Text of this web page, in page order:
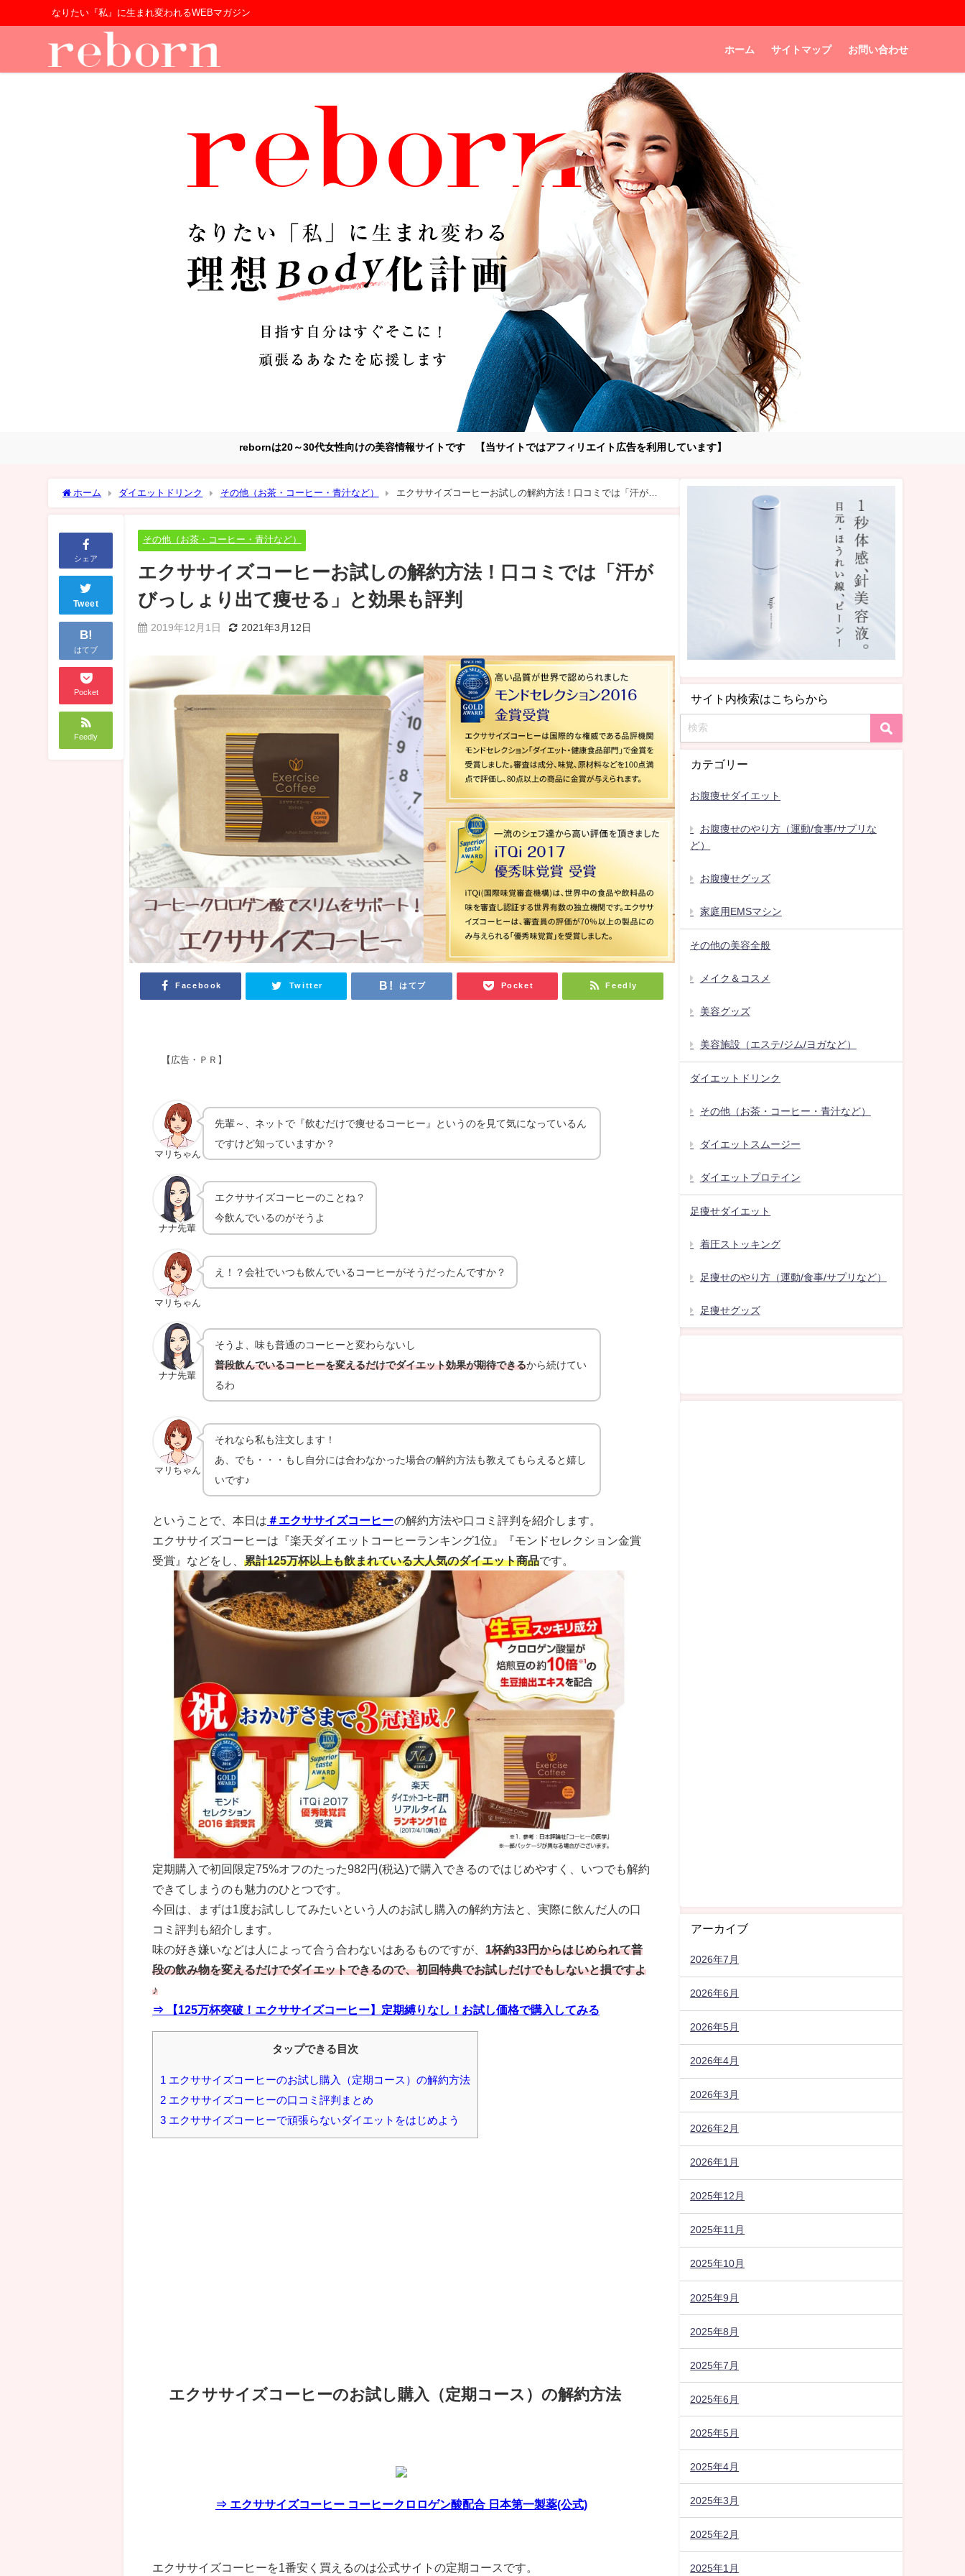
なりたい『私』に生まれ変われるWEBマガジン
ホーム サイトマップ お問い合わせ
rebornは20～30代女性向けの美容情報サイトです 【当サイトではアフィリエイト広告を利用しています】
ホーム ダイエットドリンク その他（お茶・コーヒー・青汁など）
エクササイズコーヒーお試しの解約方法！口コミでは「汗がび
シェア
Tweet
B!
はてブ
Pocket
Feedly
その他（お茶・コーヒー・青汁など）
エクササイズコーヒーお試しの解約方法！口コミでは「汗が
びっしょり出て痩せる」と効果も評判
2019年12月1日 2021年3月12日
Facebook Twitter はてブ Pocket Feedly
【広告・ＰＲ】
マリちゃん
先輩～、ネットで『飲むだけで痩せるコーヒー』というのを見て気になっているん
ですけど知っていますか？
ナナ先輩
エクササイズコーヒーのことね？
今飲んでいるのがそうよ
マリちゃん
え！？会社でいつも飲んでいるコーヒーがそうだったんですか？
ナナ先輩
そうよ、味も普通のコーヒーと変わらないし
普段飲んでいるコーヒーを変えるだけでダイエット効果が期待できるから続けてい
るわ
マリちゃん
それなら私も注文します！
あ、でも・・・もし自分には合わなかった場合の解約方法も教えてもらえると嬉し
いです♪
ということで、本日は ＃エクササイズコーヒーの解約方法や口コミ評判を紹介します。
エクササイズコーヒーは『楽天ダイエットコーヒーランキング1位』『モンドセレクション金賞
受賞』などをし、累計125万杯以上も飲まれている大人気のダイエット商品です。
定期購入で初回限定75%オフのたった982円(税込)で購入できるのではじめやすく、いつでも解約
できてしまうのも魅力のひとつです。
今回は、まずは1度お試ししてみたいという人のお試し購入の解約方法と、実際に飲んだ人の口
コミ評判も紹介します。
味の好き嫌いなどは人によって合う合わないはあるものですが、1杯約33円からはじめられて普
段の飲み物を変えるだけでダイエットできるので、初回特典でお試しだけでもしないと損ですよ
♪
⇒ 【125万杯突破！エクササイズコーヒー】定期縛りなし！お試し価格で購入してみる
タップできる目次
1 エクササイズコーヒーのお試し購入（定期コース）の解約方法
2 エクササイズコーヒーの口コミ評判まとめ
3 エクササイズコーヒーで頑張らないダイエットをはじめよう
エクササイズコーヒーのお試し購入（定期コース）の解約方法
⇒ エクササイズコーヒー コーヒークロロゲン酸配合 日本第一製薬(公式)
エクササイズコーヒーを1番安く買えるのは公式サイトの定期コースです。
サイト内検索はこちらから
カテゴリー
お腹痩せダイエット
お腹痩せのやり方（運動/食事/サプリな
ど）
お腹痩せグッズ
家庭用EMSマシン
その他の美容全般
メイク＆コスメ
美容グッズ
美容施設（エステ/ジム/ヨガなど）
ダイエットドリンク
その他（お茶・コーヒー・青汁など）
ダイエットスムージー
ダイエットプロテイン
足痩せダイエット
着圧ストッキング
足痩せのやり方（運動/食事/サプリなど）
足痩せグッズ
アーカイブ
2026年7月
2026年6月
2026年5月
2026年4月
2026年3月
2026年2月
2026年1月
2025年12月
2025年11月
2025年10月
2025年9月
2025年8月
2025年7月
2025年6月
2025年5月
2025年4月
2025年3月
2025年2月
2025年1月